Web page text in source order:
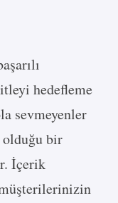
hedefleme
sevmeyenler
bir
İçerik